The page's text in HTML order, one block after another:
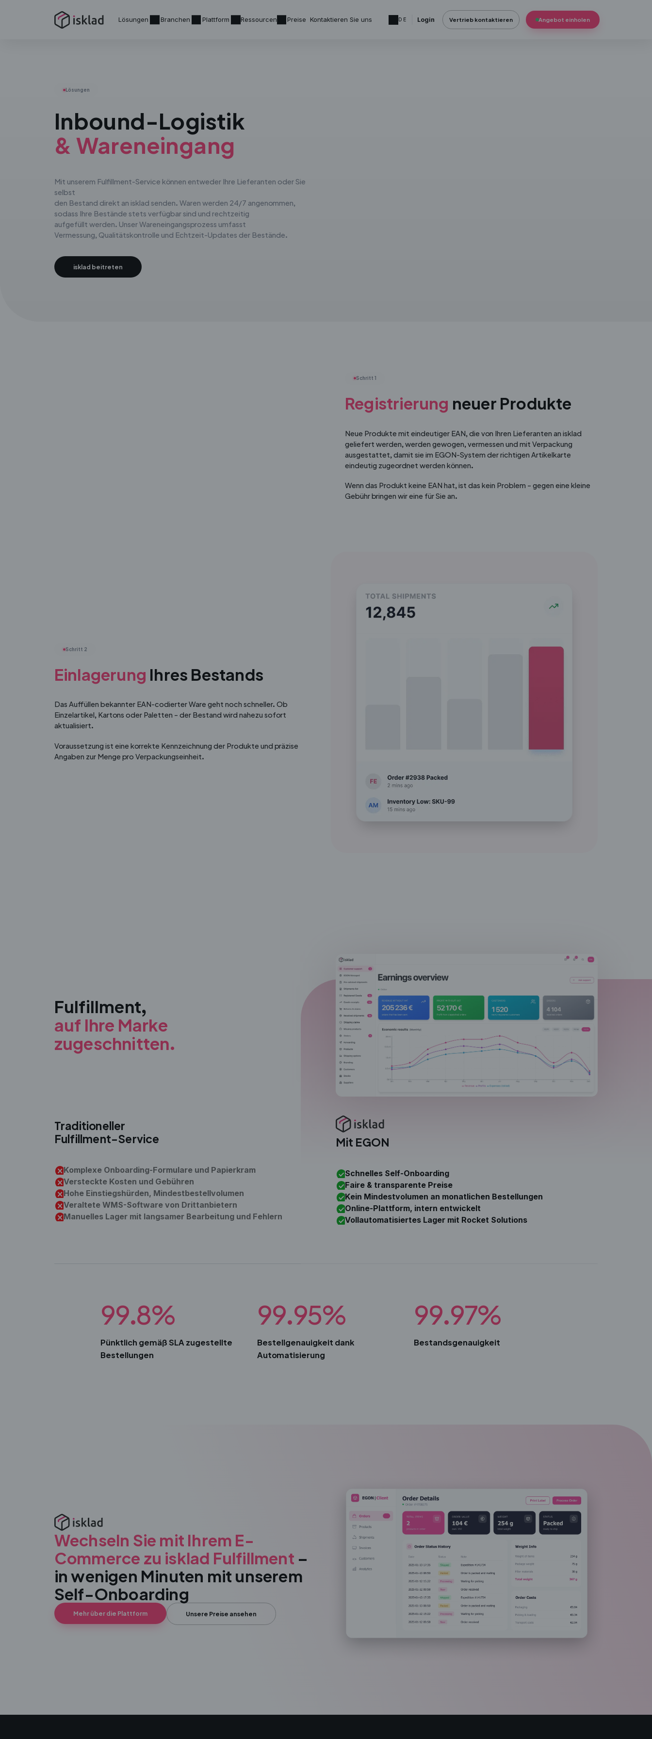
Lösungen Branchen Plattform Ressourcen Preise Kontaktieren Sie uns DE Login Vertrieb kontaktieren Angebot einholen
Lösungen
Inbound-Logistik
& Wareneingang
Mit unserem Fulfillment-Service können entweder Ihre Lieferanten oder Sie
selbst
den Bestand direkt an isklad senden. Waren werden 24/7 angenommen,
sodass Ihre Bestände stets verfügbar sind und rechtzeitig
aufgefüllt werden. Unser Wareneingangsprozess umfasst
Vermessung, Qualitätskontrolle und Echtzeit-Updates der Bestände.
isklad beitreten
Schritt 1
Registrierung neuer Produkte
Neue Produkte mit eindeutiger EAN, die von Ihren Lieferanten an isklad
geliefert werden, werden gewogen, vermessen und mit Verpackung
ausgestattet, damit sie im EGON-System der richtigen Artikelkarte
eindeutig zugeordnet werden können.
Wenn das Produkt keine EAN hat, ist das kein Problem – gegen eine kleine
Gebühr bringen wir eine für Sie an.
Schritt 2
Einlagerung Ihres Bestands
Das Auffüllen bekannter EAN-codierter Ware geht noch schneller. Ob
Einzelartikel, Kartons oder Paletten – der Bestand wird nahezu sofort
aktualisiert.
Voraussetzung ist eine korrekte Kennzeichnung der Produkte und präzise
Angaben zur Menge pro Verpackungseinheit.
Fulfillment,
auf Ihre Marke
zugeschnitten.
Traditioneller
Fulfillment-Service
Komplexe Onboarding-Formulare und Papierkram
Versteckte Kosten und Gebühren
Hohe Einstiegshürden, Mindestbestellvolumen
Veraltete WMS-Software von Drittanbietern
Manuelles Lager mit langsamer Bearbeitung und Fehlern
Mit EGON
Schnelles Self-Onboarding
Faire & transparente Preise
Kein Mindestvolumen an monatlichen Bestellungen
Online-Plattform, intern entwickelt
Vollautomatisiertes Lager mit Rocket Solutions
99.8%
Pünktlich gemäß SLA zugestellte
Bestellungen
99.95%
Bestellgenauigkeit dank
Automatisierung
99.97%
Bestandsgenauigkeit
Wechseln Sie mit Ihrem E-
Commerce zu isklad Fulfillment –
in wenigen Minuten mit unserem
Self-Onboarding
Mehr über die Plattform Unsere Preise ansehen